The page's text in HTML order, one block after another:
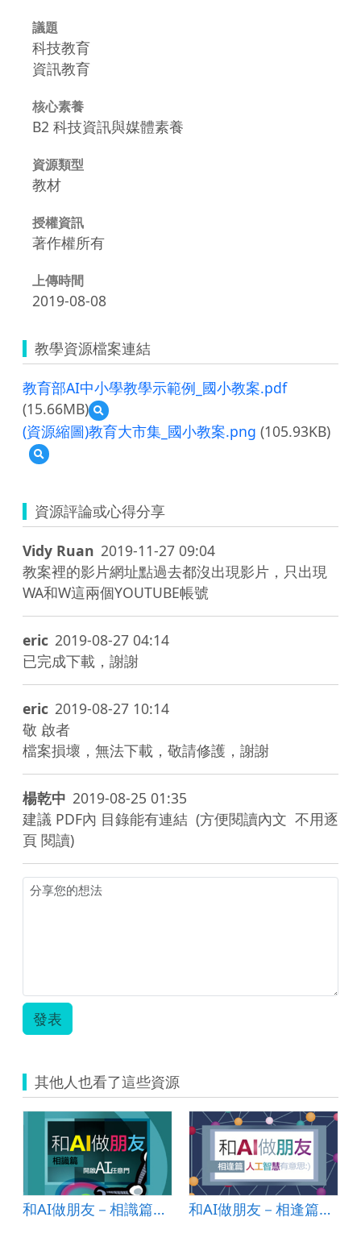
議題
科技教育
資訊教育
核心素養
B2 科技資訊與媒體素養
資源類型
教材
授權資訊
著作權所有
上傳時間
2019-08-08
教學資源檔案連結
教育部AI中小學教學示範例_國小教案.pdf
(15.66MB)
預
覽
教
中
小
學
教
學
示
範
國
小
教
案.pdf
(資源縮圖)教育大市集_國小教案.png (105.93KB)
預
覽
縮
圖)
教
育
大
市
_
國
小
教
案.png
資源評論或心得分享
Vidy Ruan 2019-11-27 09:04
教案裡的影片網址點過去都沒出現影片，只出現
WA和W這兩個YOUTUBE帳號
eric 2019-08-27 04:14
已完成下載，謝謝
eric 2019-08-27 10:14
敬 啟者
檔案損壞，無法下載，敬請修護，謝謝
楊乾中 2019-08-25 01:35
建議 PDF內 目錄能有連結  (方便閱讀內文  不用逐
頁 閱讀)
發表
其他人也看了這些資源
和AI做朋友－相識篇：開啟AI任意門 (國中教材) 和AI做朋友－相逢篇：人工智慧有意思 (國小教材)